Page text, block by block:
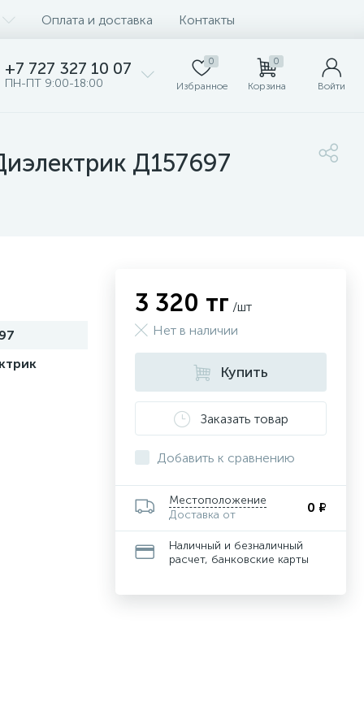
Оплата и доставка Контакты
+7 727 327 10 07
ПН-ПТ 9:00-18:00
0
Избранное
0
Корзина Войти
Д157697
3 320 тг /шт
Нет в наличии
Купить
Заказать товар
Добавить к сравнению
Местоположение
Доставка от
0 ₽
Наличный и безналичный
расчет, банковские карты